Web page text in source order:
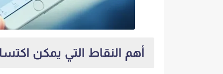
أهم النقاط التي يمكن